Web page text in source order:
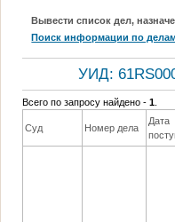
Вывести список дел,
Поиск информации по
УИД:
Всего по запросу найдено -1
Суд Номер дела
Дата